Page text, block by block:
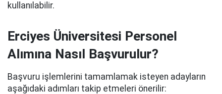
kullanılabilir.
Erciyes Üniversitesi Personel
Alımına Nasıl Başvurulur?
Başvuru işlemlerini tamamlamak isteyen adayların
aşağıdaki adımları takip etmeleri önerilir: